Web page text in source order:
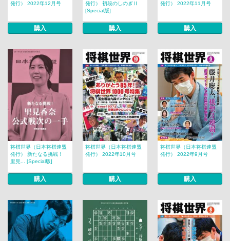
発行） 2022年12月号
購入
発行） 初段のしのぎⅡ
[Special版]
購入
発行） 2022年11月号
購入
将棋世界（日本将棋連盟
発行） 新たなる挑戦！
里見... [Special版]
購入
将棋世界（日本将棋連盟
発行） 2022年10月号
購入
将棋世界（日本将棋連盟
発行） 2022年9月号
購入